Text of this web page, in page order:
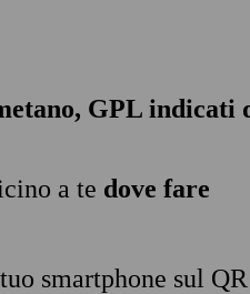
GPL indicati
a te dove fare
smartphone sul QR